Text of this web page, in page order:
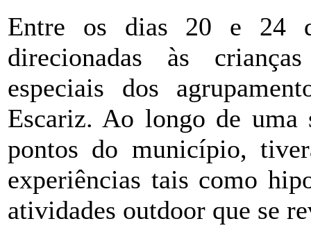
Entre os dias 20 e 24
direcionadas às
especiais dos
Escariz. Ao longo de uma
pontos do município,
experiências tais como
atividades outdoor que se